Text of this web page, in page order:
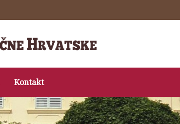
Kontakt